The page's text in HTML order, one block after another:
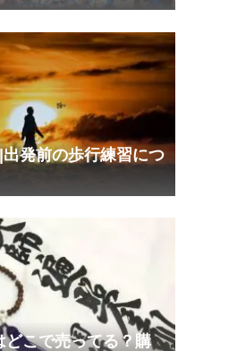
発前の歩行練習につ
どこで売ってる？購